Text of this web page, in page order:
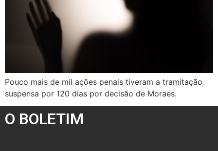
Pouco mais de mil ações penais tiveram a tramitação
suspensa por 120 dias por decisão de Moraes.
O BOLETIM